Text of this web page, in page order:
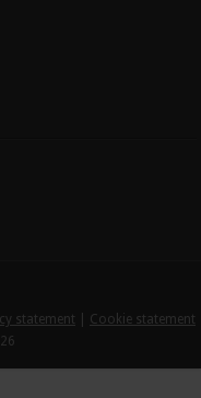
statement
Cookie statement